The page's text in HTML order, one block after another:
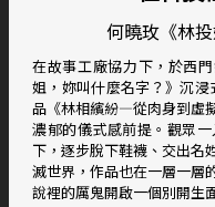
何曉玫《林
在故事工廠協力下，於西
姐，妳叫什麼名字？》沉浸
品《林相繽紛—從肉身到虛
濃郁的儀式感前提。觀眾
下，逐步脫下鞋襪、交出名
滅世界，作品也在一層一層
說裡的厲鬼開啟一個別開生